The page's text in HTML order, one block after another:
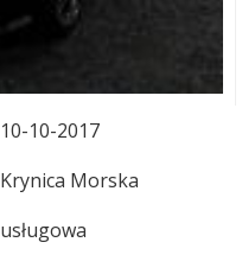
10-10-2017
Krynica Morska
usługowa